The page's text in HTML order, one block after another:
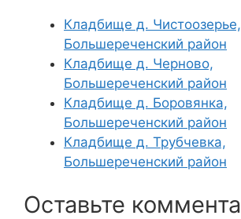
Кладбище д. Чистоозерье,
Большереченский район
Кладбище д. Черново,
Большереченский район
Кладбище д. Боровянка,
Большереченский район
Кладбище д. Трубчевка,
Большереченский район
Оставьте